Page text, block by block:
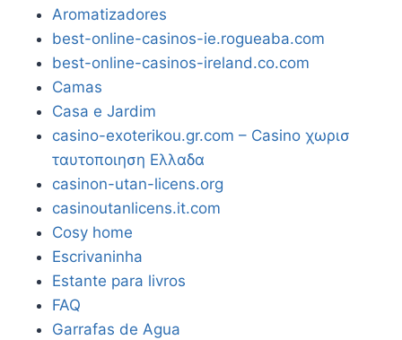
Aromatizadores
best-online-casinos-ie.rogueaba.com
best-online-casinos-ireland.co.com
Camas
Casa e Jardim
casino-exoterikou.gr.com – Casino χωρισ
ταυτοποιηση Ελλαδα
casinon-utan-licens.org
casinoutanlicens.it.com
Cosy home
Escrivaninha
Estante para livros
FAQ
Garrafas de Agua